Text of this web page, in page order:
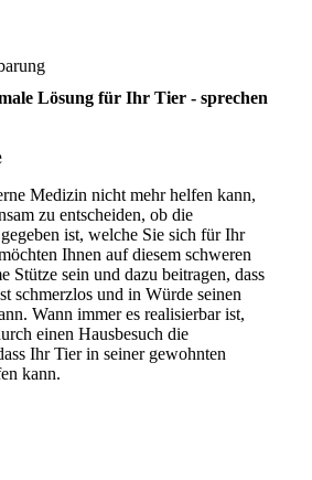
Lösung für Ihr Tier - sprechen
Medizin nicht mehr helfen kann,
zu entscheiden, ob die
ist, welche Sie sich für Ihr
Ihnen auf diesem schweren
Stütze sein und dazu beitragen, dass
schmerzlos und in Würde seinen
Wann immer es realisierbar ist,
einen Hausbesuch die
Ihr Tier in seiner gewohnten
kann.